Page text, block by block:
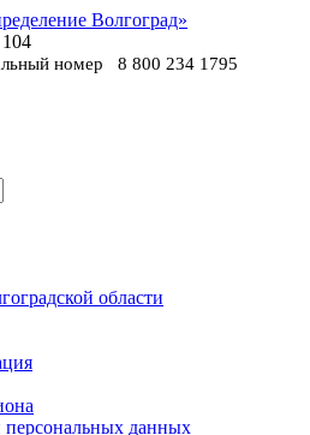
104
номер
8 800 234 1795
области
персональных данных